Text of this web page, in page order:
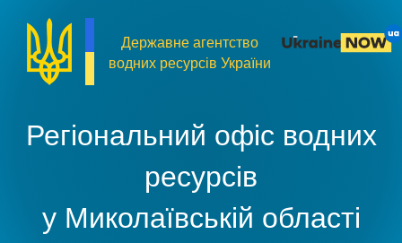
Регіональний офіс водних
ресурсів
у Миколаївській області
Державне агентство
водних ресурсів України